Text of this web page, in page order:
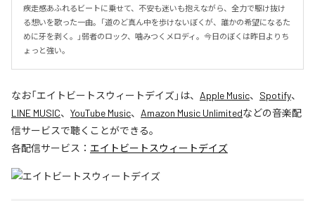
疾走感あふれるビートに乗せて、不安も迷いも抱えながら、全力で駆け抜け
る想いを歌った一曲。「道のど真ん中を歩けないぼくが、誰かの希望になるた
めに牙を剥く。」弱者のロック、噛みつくメロディ。今日のぼくは昨日よりち
ょっと強い。
なお「エイトビートスウィートデイズ」は、 Apple Music、 Spotify、
LINE MUSIC、 YouTube Music、 Amazon Music Unlimitedなどの音楽配
信サービスで聴くことができる。
各配信サービス： エイトビートスウィートデイズ